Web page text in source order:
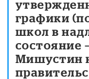
графики
школ в
состояние
Мишустин